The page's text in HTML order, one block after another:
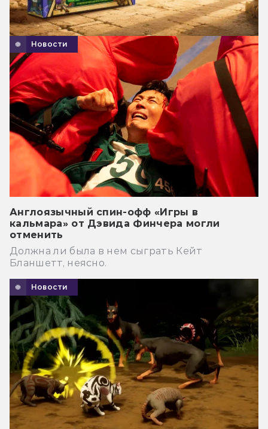
Новости
Англоязычный спин-офф «Игры в
кальмара» от Дэвида Финчера могли
отменить
Должна ли была в нем сыграть Кейт
Бланшетт, неясно.
Новости